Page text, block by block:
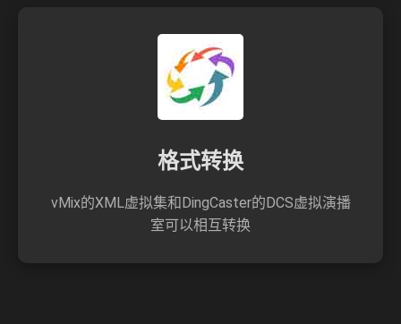
格式转换
vMix的XML虚拟集和DingCaster的DCS虚拟演播
室可以相互转换